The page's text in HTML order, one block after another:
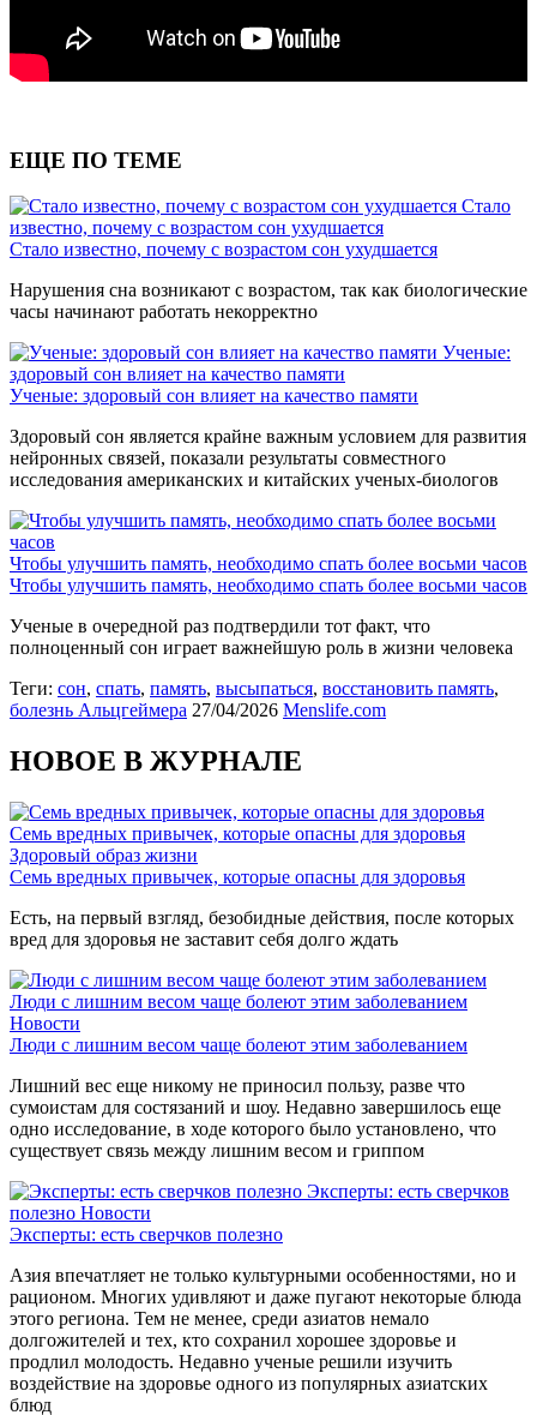
ЕЩЕ ПО ТЕМЕ
Стало
известно, почему с возрастом сон ухудшается
Стало известно, почему с возрастом сон ухудшается
Нарушения сна возникают с возрастом, так как биологические
часы начинают работать некорректно
Ученые:
здоровый сон влияет на качество памяти
Ученые: здоровый сон влияет на качество памяти
Здоровый сон является крайне важным условием для развития
нейронных связей, показали результаты совместного
исследования американских и китайских ученых-биологов
Чтобы улучшить память, необходимо спать более восьми часов
Чтобы улучшить память, необходимо спать более восьми часов
Ученые в очередной раз подтвердили тот факт, что
полноценный сон играет важнейшую роль в жизни человека
Теги: сон, спать, память, высыпаться, восстановить память,
болезнь Альцгеймера 27/04/2026 Menslife.com
НОВОЕ В ЖУРНАЛЕ
Семь вредных привычек, которые опасны для здоровья
Здоровый образ жизни
Семь вредных привычек, которые опасны для здоровья
Есть, на первый взгляд, безобидные действия, после которых
вред для здоровья не заставит себя долго ждать
Люди с лишним весом чаще болеют этим заболеванием
Новости
Люди с лишним весом чаще болеют этим заболеванием
Лишний вес еще никому не приносил пользу, разве что
сумоистам для состязаний и шоу. Недавно завершилось еще
одно исследование, в ходе которого было установлено, что
существует связь между лишним весом и гриппом
Эксперты: есть сверчков
полезно Новости
Эксперты: есть сверчков полезно
Азия впечатляет не только культурными особенностями, но и
рационом. Многих удивляют и даже пугают некоторые блюда
этого региона. Тем не менее, среди азиатов немало
долгожителей и тех, кто сохранил хорошее здоровье и
продлил молодость. Недавно ученые решили изучить
воздействие на здоровье одного из популярных азиатских
блюд